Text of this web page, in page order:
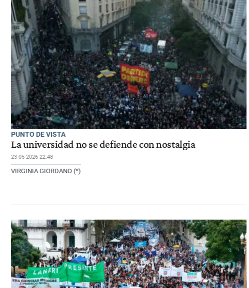
PUNTO DE VISTA
La universidad no se defiende con nostalgia
23-05-2026 22:48
VIRGINIA GIORDANO (*)